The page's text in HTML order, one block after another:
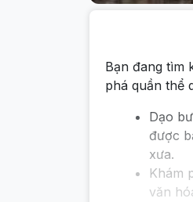
Bạn đang tìm
phá quần thể
Dạo
được
xưa.
Khám
văn